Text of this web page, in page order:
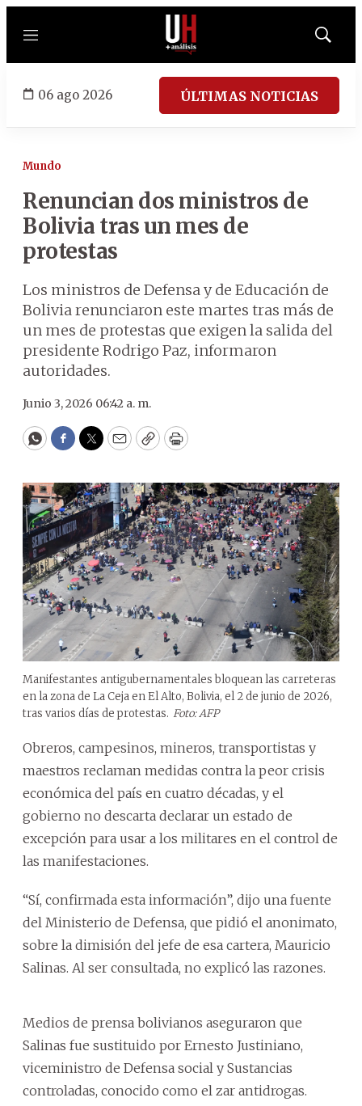
Menú
Mostrar
06 ago 2026 ÚLTIMAS NOTICIAS
Mundo
Renuncian dos ministros de
Bolivia tras un mes de
protestas
Los ministros de Defensa y de Educación de
Bolivia renunciaron este martes tras más de
un mes de protestas que exigen la salida del
presidente Rodrigo Paz, informaron
autoridades.
Junio 3, 2026 06:42 a. m.
WhatsApp
Facebook
Twitter
EmailCopyPrint
Manifestantes antigubernamentales bloquean las carreteras
en la zona de La Ceja en El Alto, Bolivia, el 2 de junio de 2026,
tras varios días de protestas. Foto: AFP
Obreros, campesinos, mineros, transportistas y
maestros reclaman medidas contra la peor crisis
económica del país en cuatro décadas, y el
gobierno no descarta declarar un estado de
excepción para usar a los militares en el control de
las manifestaciones.
“Sí, confirmada esta información”, dijo una fuente
del Ministerio de Defensa, que pidió el anonimato,
sobre la dimisión del jefe de esa cartera, Mauricio
Salinas. Al ser consultada, no explicó las razones.
Medios de prensa bolivianos aseguraron que
Salinas fue sustituido por Ernesto Justiniano,
viceministro de Defensa social y Sustancias
controladas, conocido como el zar antidrogas.